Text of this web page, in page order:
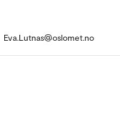
Eva.Lutnas@oslomet.no